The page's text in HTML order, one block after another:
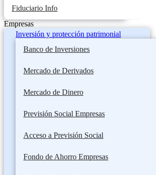
Fiduciario Info
Empresas
Inversión y protección patrimonial
Banco de Inversiones
Mercado de Derivados
Mercado de Dinero
Previsión Social Empresas
Acceso a Previsión Social
Fondo de Ahorro Empresas